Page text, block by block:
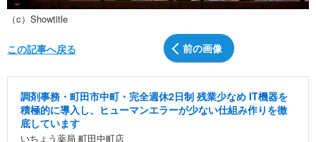
（c）Showtitle
前の画像
この記事へ戻る
調剤事務・町田市中町・完全週休2日制 残業少なめ IT機器を
積極的に導入し、ヒューマンエラーが少ない仕組み作りを徹
底しています
いちょう薬局 町田中町店